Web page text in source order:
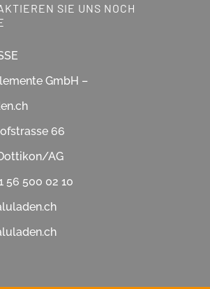
SIE UNS NOCH
GmbH –
66
AG
56 500 02 10